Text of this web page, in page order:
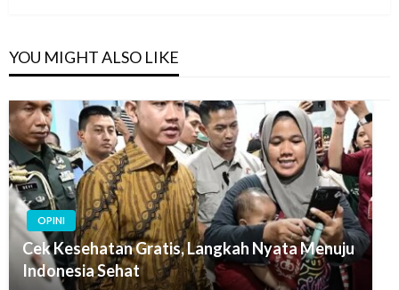
YOU MIGHT ALSO LIKE
OPINI
Cek Kesehatan Gratis, Langkah Nyata Menuju
Indonesia Sehat